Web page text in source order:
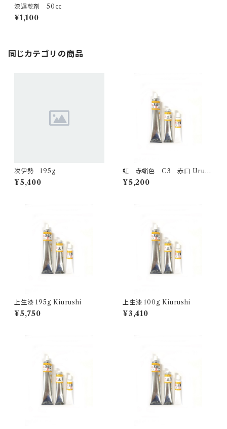
漆遅乾剤 50㏄
¥1,100
同じカテゴリの商品
次伊勢 195g
¥5,400
虹 赤蝋色 C3 赤口 Urush
i -Akakuchi red- 100g
¥5,200
上生漆 195g Kiurushi
¥5,750
上生漆 100g Kiurushi
¥3,410